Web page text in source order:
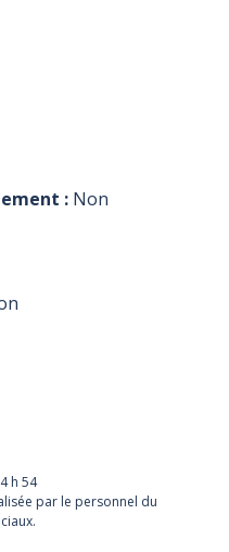
: Non
h 54
par le personnel du